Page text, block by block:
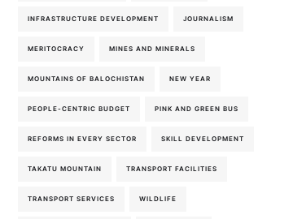
INFRASTRUCTURE DEVELOPMENT JOURNALISM
MERITOCRACY MINES AND MINERALS
MOUNTAINS OF BALOCHISTAN NEW YEAR
PEOPLE-CENTRIC BUDGET PINK AND GREEN BUS
REFORMS IN EVERY SECTOR SKILL DEVELOPMENT
TAKATU MOUNTAIN TRANSPORT FACILITIES
TRANSPORT SERVICES WILDLIFE